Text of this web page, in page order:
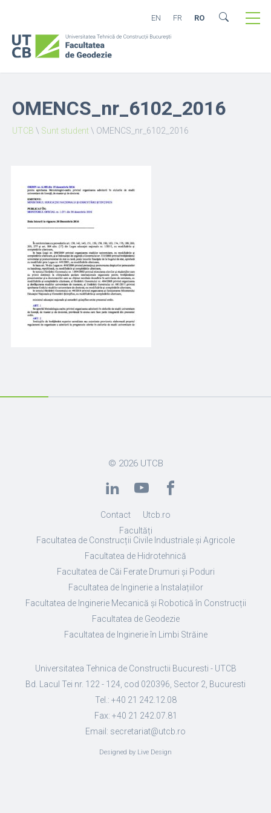
EN FR RO
OMENCS_nr_6102_2016
UTCB \ Sunt student\ OMENCS_nr_6102_2016
© 2026 UTCB
Contact
Utcb.ro
Facultăți
Facultatea de Construcții Civile Industriale și Agricole
Facultatea de Hidrotehnică
Facultatea de Căi Ferate Drumuri și Poduri
Facultatea de Inginerie a Instalațiilor
Facultatea de Inginerie Mecanică și Robotică în Construcții
Facultatea de Geodezie
Facultatea de Inginerie în Limbi Străine
Universitatea Tehnica de Constructii Bucuresti - UTCB
Bd. Lacul Tei nr. 122 - 124, cod 020396, Sector 2, Bucuresti
Tel.: +40 21 242.12.08
Fax: +40 21 242.07.81
Email: secretariat@utcb.ro
Designed by Live Design